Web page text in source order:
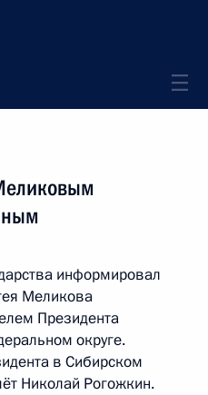
информировал
Меликова
Президента
округе.
в Сибирском
Николай Рогожкин.